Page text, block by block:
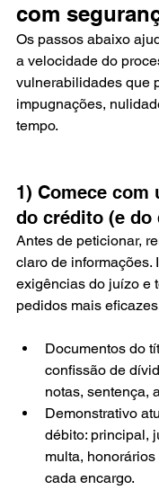
com
Os passos abaixo
a velocidade do
vulnerabilidades que
impugnações,
tempo.
1) Comece com
do crédito (e do
Antes de peticionar,
claro de informações.
exigências do juízo e
pedidos mais
Documentos do
confissão de
notas, sentença,
Demonstrativo
débito: principal,
multa,
cada encargo.